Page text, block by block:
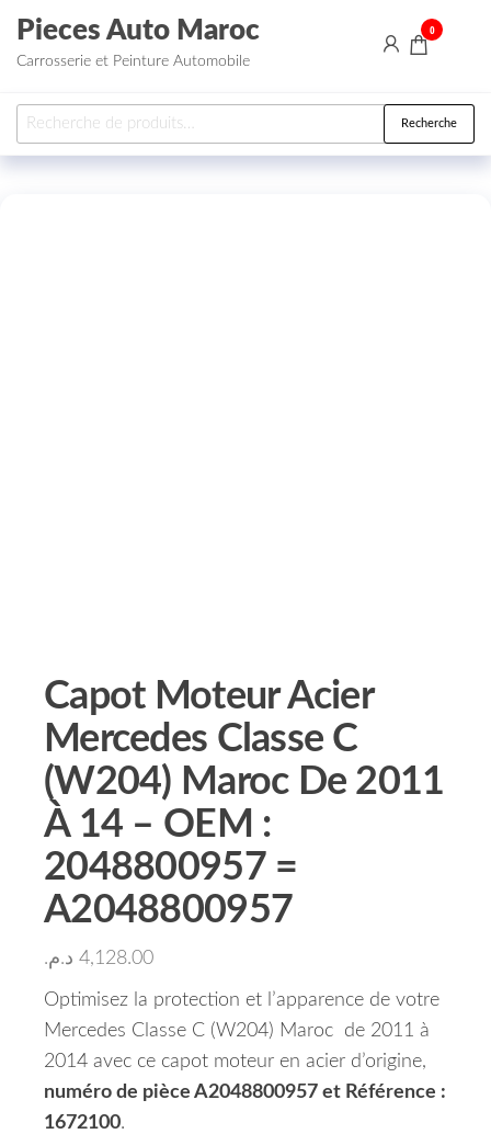
Aller au contenu
Pieces Auto Maroc
Carrosserie et Peinture Automobile
0
Recherche pour : Recherche
Capot Moteur Acier
Mercedes Classe C
(W204) Maroc De 2011
À 14 – OEM :
2048800957 =
A2048800957
4,128.00 د.م.
Optimisez la protection et l’apparence de votre
Mercedes Classe C (W204) Maroc de 2011 à
2014 avec ce capot moteur en acier d’origine,
numéro de pièce A2048800957 et Référence :
1672100.